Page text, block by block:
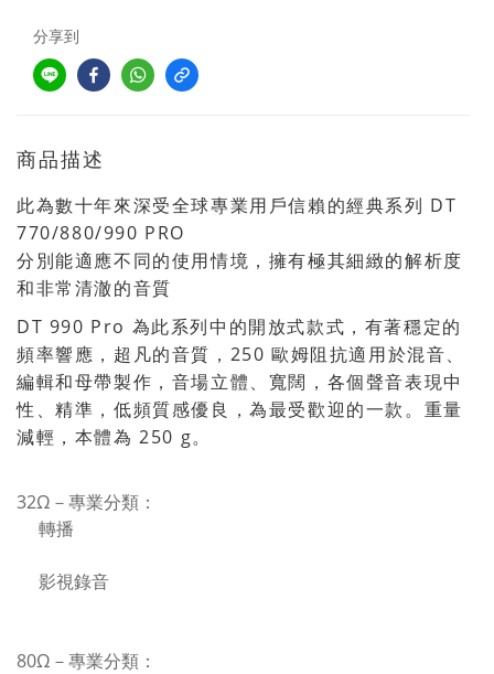
分享到
商品描述
此為數十年來深受全球專業用戶信賴的經典系列 DT
770/880/990 PRO
分別能適應不同的使用情境，擁有極其細緻的解析度
和非常清澈的音質
DT 990 Pro 為此系列中的開放式款式，有著穩定的
頻率響應，超凡的音質，250 歐姆阻抗適用於混音、
編輯和母帶製作，音場立體、寬闊，各個聲音表現中
性、精準，低頻質感優良，為最受歡迎的一款。重量
減輕，本體為 250 g。
32Ω－專業分類：
轉播
影視錄音
80Ω－專業分類：